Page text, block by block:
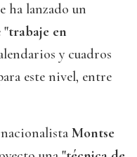
ha lanzado un
"trabaje en
y cuadros
este nivel, entre
Montse